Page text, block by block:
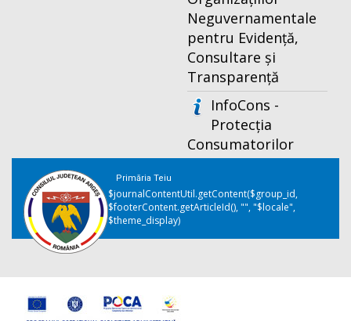
Neguvernamentale
pentru Evidență,
Consultare și
Transparență
InfoCons -
Protecția
Consumatorilor
Primăria Teiu
$journalContentUtil.getContent($group_id,
$footerContent.getArticleId(), "", "$locale",
$theme_display)